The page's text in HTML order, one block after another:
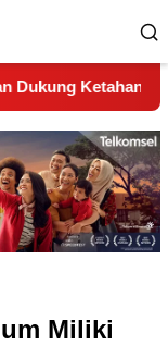
Pangan
Miliki